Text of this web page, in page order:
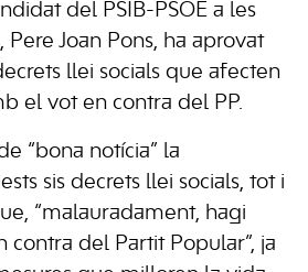
del PSIB-PSOE a les
Joan Pons, ha aprovat
llei socials que afecten
el vot en contra del PP.
“bona notícia” la
sis decrets llei socials, tot i
“malauradament, hagi
contra del Partit Popular”, ja